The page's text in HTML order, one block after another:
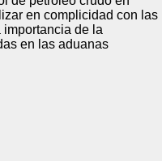
en complicidad con las
de la
en las aduanas